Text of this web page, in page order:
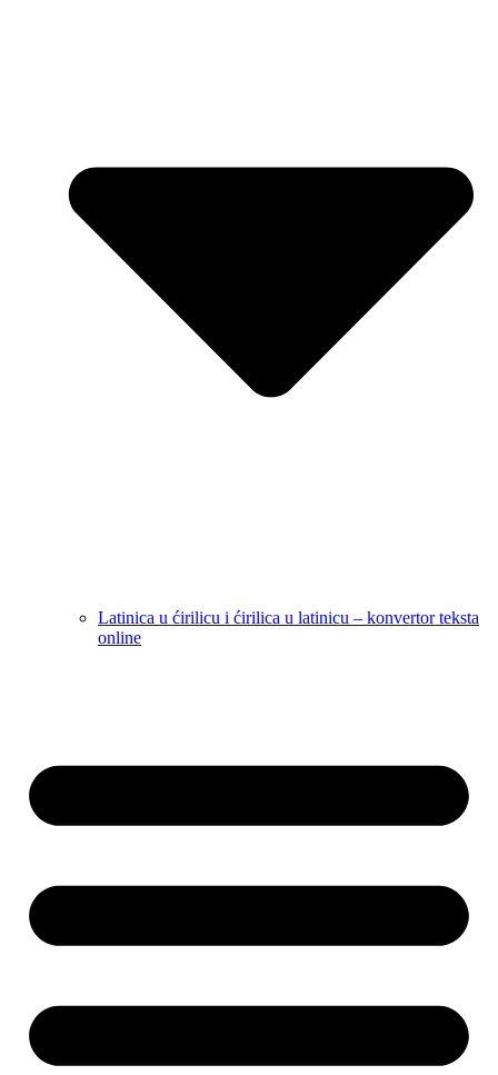
Latinica u ćirilicu i ćirilica u latinicu – konvertor teksta
online